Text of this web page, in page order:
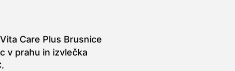
Care Plus Brusnice
v prahu in izvlečka